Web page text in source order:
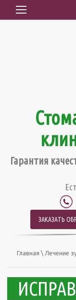
Гарантия
ЗАКАЗАТЬ
Главная \ Лечение